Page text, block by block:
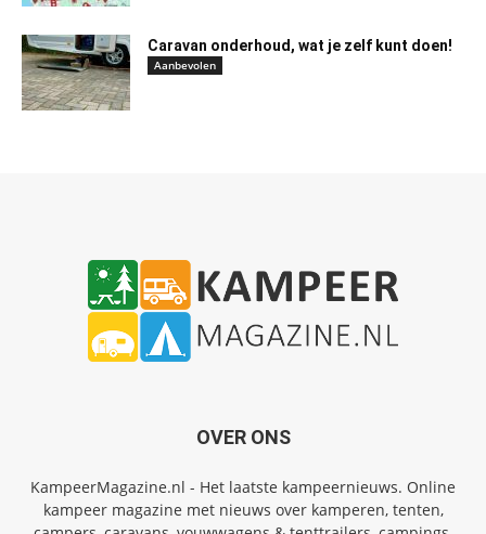
Caravan onderhoud, wat je zelf kunt doen!
Aanbevolen
OVER ONS
KampeerMagazine.nl - Het laatste kampeernieuws. Online
kampeer magazine met nieuws over kamperen, tenten,